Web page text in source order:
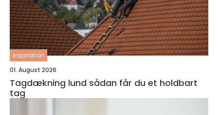
inspiration
01. August 2026
Tagdækning lund sådan får du et holdbart
tag